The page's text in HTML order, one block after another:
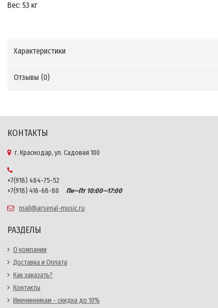
Вес: 53 кг
Характеристики
Отзывы (0)
КОНТАКТЫ
г. Краснодар, ул. Садовая 100
+7(918) 484-75-52
+7(918) 416-68-80
Пн—Пт 10:00—17:00
mail@arsenal-music.ru
РАЗДЕЛЫ
О компании
Доставка и Оплата
Как заказать?
Контакты
Именинникам - скидка до 10%